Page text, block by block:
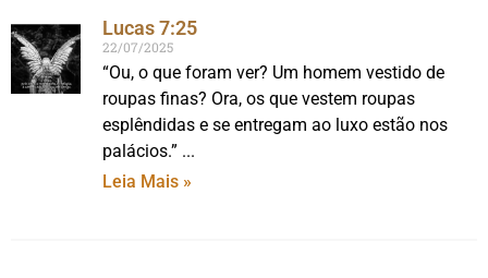
Lucas 7:25
22/07/2025
“Ou, o que foram ver? Um homem vestido de
roupas finas? Ora, os que vestem roupas
esplêndidas e se entregam ao luxo estão nos
palácios.”
Leia Mais »